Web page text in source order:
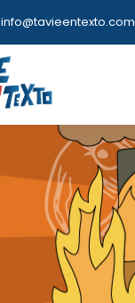
info@tavieentexto.com